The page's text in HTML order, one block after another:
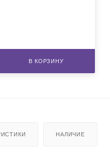
В КОРЗИНУ
НАЛИЧИЕ